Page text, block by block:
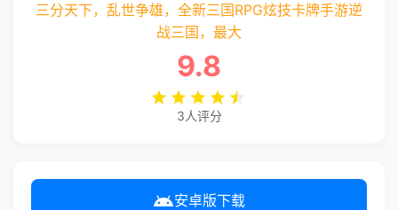
三分天下，乱世争雄，全新三国RPG炫技卡牌手游逆
战三国，最大
9.8
3人评分
安卓版下载